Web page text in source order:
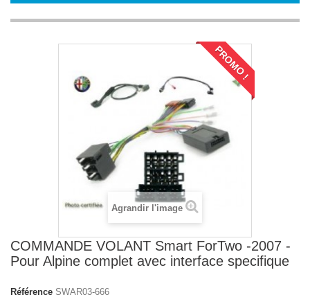
PROMO !
Agrandir l'image
COMMANDE VOLANT Smart ForTwo -2007 -
Pour Alpine complet avec interface specifique
Référence SWAR03-666